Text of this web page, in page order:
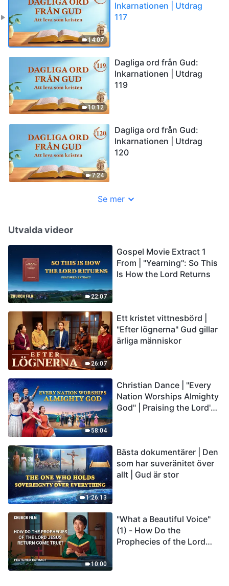
14:07
Inkarnationen | Utdrag
117
10:12
Dagliga ord från Gud:
Inkarnationen | Utdrag
119
7:24
Dagliga ord från Gud:
Inkarnationen | Utdrag
120
Se mer
Utvalda videor
22:07
Gospel Movie Extract 1
From | "Yearning": So This
Is How the Lord Returns
26:07
Ett kristet vittnesbörd |
"Efter lögnerna" Gud gillar
ärliga människor
58:04
Christian Dance | "Every
Nation Worships Almighty
God" | Praising the Lord's
1:26:13
Bästa dokumentärer | Den
som har suveränitet över
allt | Gud är stor
10:00
"What a Beautiful Voice"
(1) - How Do the
Prophecies of the Lord